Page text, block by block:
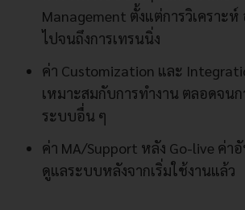
Management ตั้งแต่การวิเคราะ
ไปจนถึงการเทรนนิ่ง
ค่า Customization และ
เหมาะสมกับการทำงาน ตลอดจน
ระบบอื่น ๆ
ค่า MA/Support หลัง Go-live ค่า
ดูแลระบบหลังจากเริ่มใช้งานแล้ว